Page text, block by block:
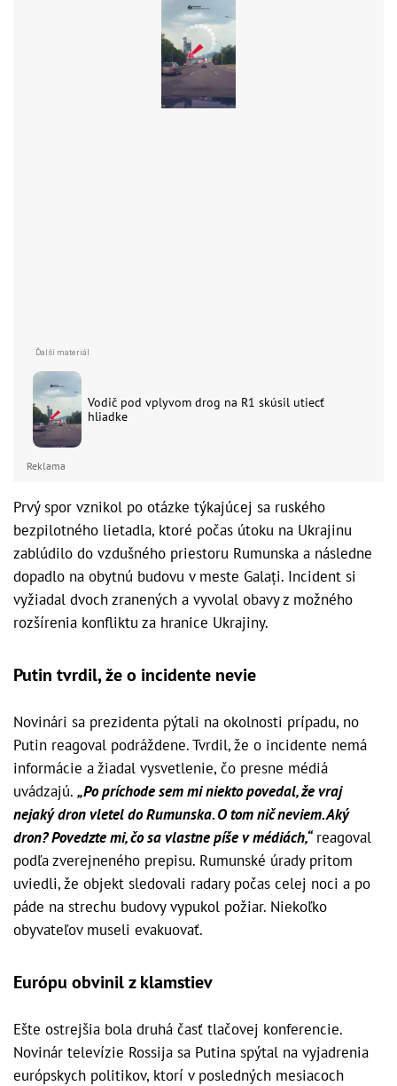
Vodič pod vplyvom drog na R1 skúsil utiecť
hliadke
Reklama
Prvý spor vznikol po otázke týkajúcej sa ruského
bezpilotného lietadla, ktoré počas útoku na Ukrajinu
zablúdilo do vzdušného priestoru Rumunska a následne
dopadlo na obytnú budovu v meste Galați. Incident si
vyžiadal dvoch zranených a vyvolal obavy z možného
rozšírenia konfliktu za hranice Ukrajiny.
Putin tvrdil, že o incidente nevie
Novinári sa prezidenta pýtali na okolnosti prípadu, no
Putin reagoval podráždene. Tvrdil, že o incidente nemá
informácie a žiadal vysvetlenie, čo presne médiá
uvádzajú. „Po príchode sem mi niekto povedal, že vraj
nejaký dron vletel do Rumunska. O tom nič neviem. Aký
dron? Povedzte mi, čo sa vlastne píše v médiách,“reagoval
podľa zverejneného prepisu. Rumunské úrady pritom
uviedli, že objekt sledovali radary počas celej noci a po
páde na strechu budovy vypukol požiar. Niekoľko
obyvateľov museli evakuovať.
Európu obvinil z klamstiev
Ešte ostrejšia bola druhá časť tlačovej konferencie.
Novinár televízie Rossija sa Putina spýtal na vyjadrenia
európskych politikov, ktorí v posledných mesiacoch